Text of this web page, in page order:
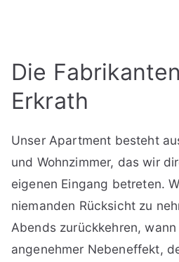
Die
Erkrath
Unser Apartment besteht
und Wohnzimmer, das wir
eigenen Eingang betreten.
niemanden Rücksicht zu
Abends zurückkehren,
angenehmer Nebeneffekt,